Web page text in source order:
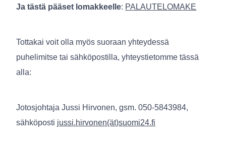
Ja tästä pääset lomakkeelle: PALAUTELOMAKE
Tottakai voit olla myös suoraan yhteydessä
puhelimitse tai sähköpostilla, yhteystietomme tässä
alla:
Jotosjohtaja Jussi Hirvonen, gsm. 050-5843984,
sähköposti jussi.hirvonen(ät)suomi24.fi